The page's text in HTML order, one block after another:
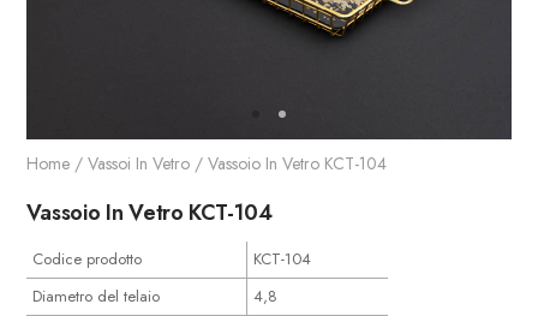
Home /Vassoi In Vetro / Vassoio In Vetro KCT-104
Vassoio In Vetro KCT-104
Codice prodotto
KCT-104
Diametro del telaio
4,8